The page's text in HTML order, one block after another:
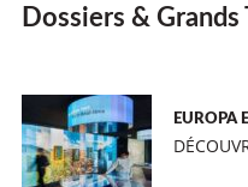
Dossiers & Grands
EUROPA